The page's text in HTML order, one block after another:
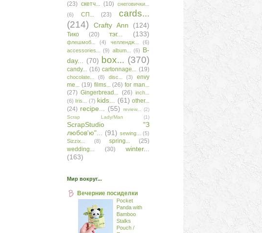
(23) скетч... (10) снеговички...
(6)
СП... (23)
сards...
(214)
Сrafty Аnn (124)
Тико (20) тэг... (133)
флешмоб... (4) челлендж...
(6)
accessories...
(9) album... (6) B-
day...
(70) box... (370)
candy... (16) cartonnage... (19)
chocolate... (8) disc... (3)
envy
me... (19) films... (26) for man...
(27) Gingerbread... (26) inch...
(6) Iris... (7) kids... (61) other...
(24) recipe... (55) review...
(2)
Scrap Lady/Man
(1)
ScrapStudio "З
любов'ю"...
(91) sewing...
(5)
Sizzix...
(8) spring...
(25)
wedding...
(30)
winter...
(163)
Мир вокруг...
Вечерние посиделки
Pocket
Panda with
Bamboo
Stalks
Pouch /